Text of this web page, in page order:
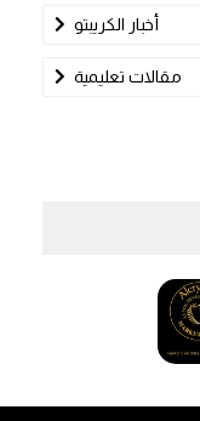
أخبار الكريبتو
مقالات تعليمية